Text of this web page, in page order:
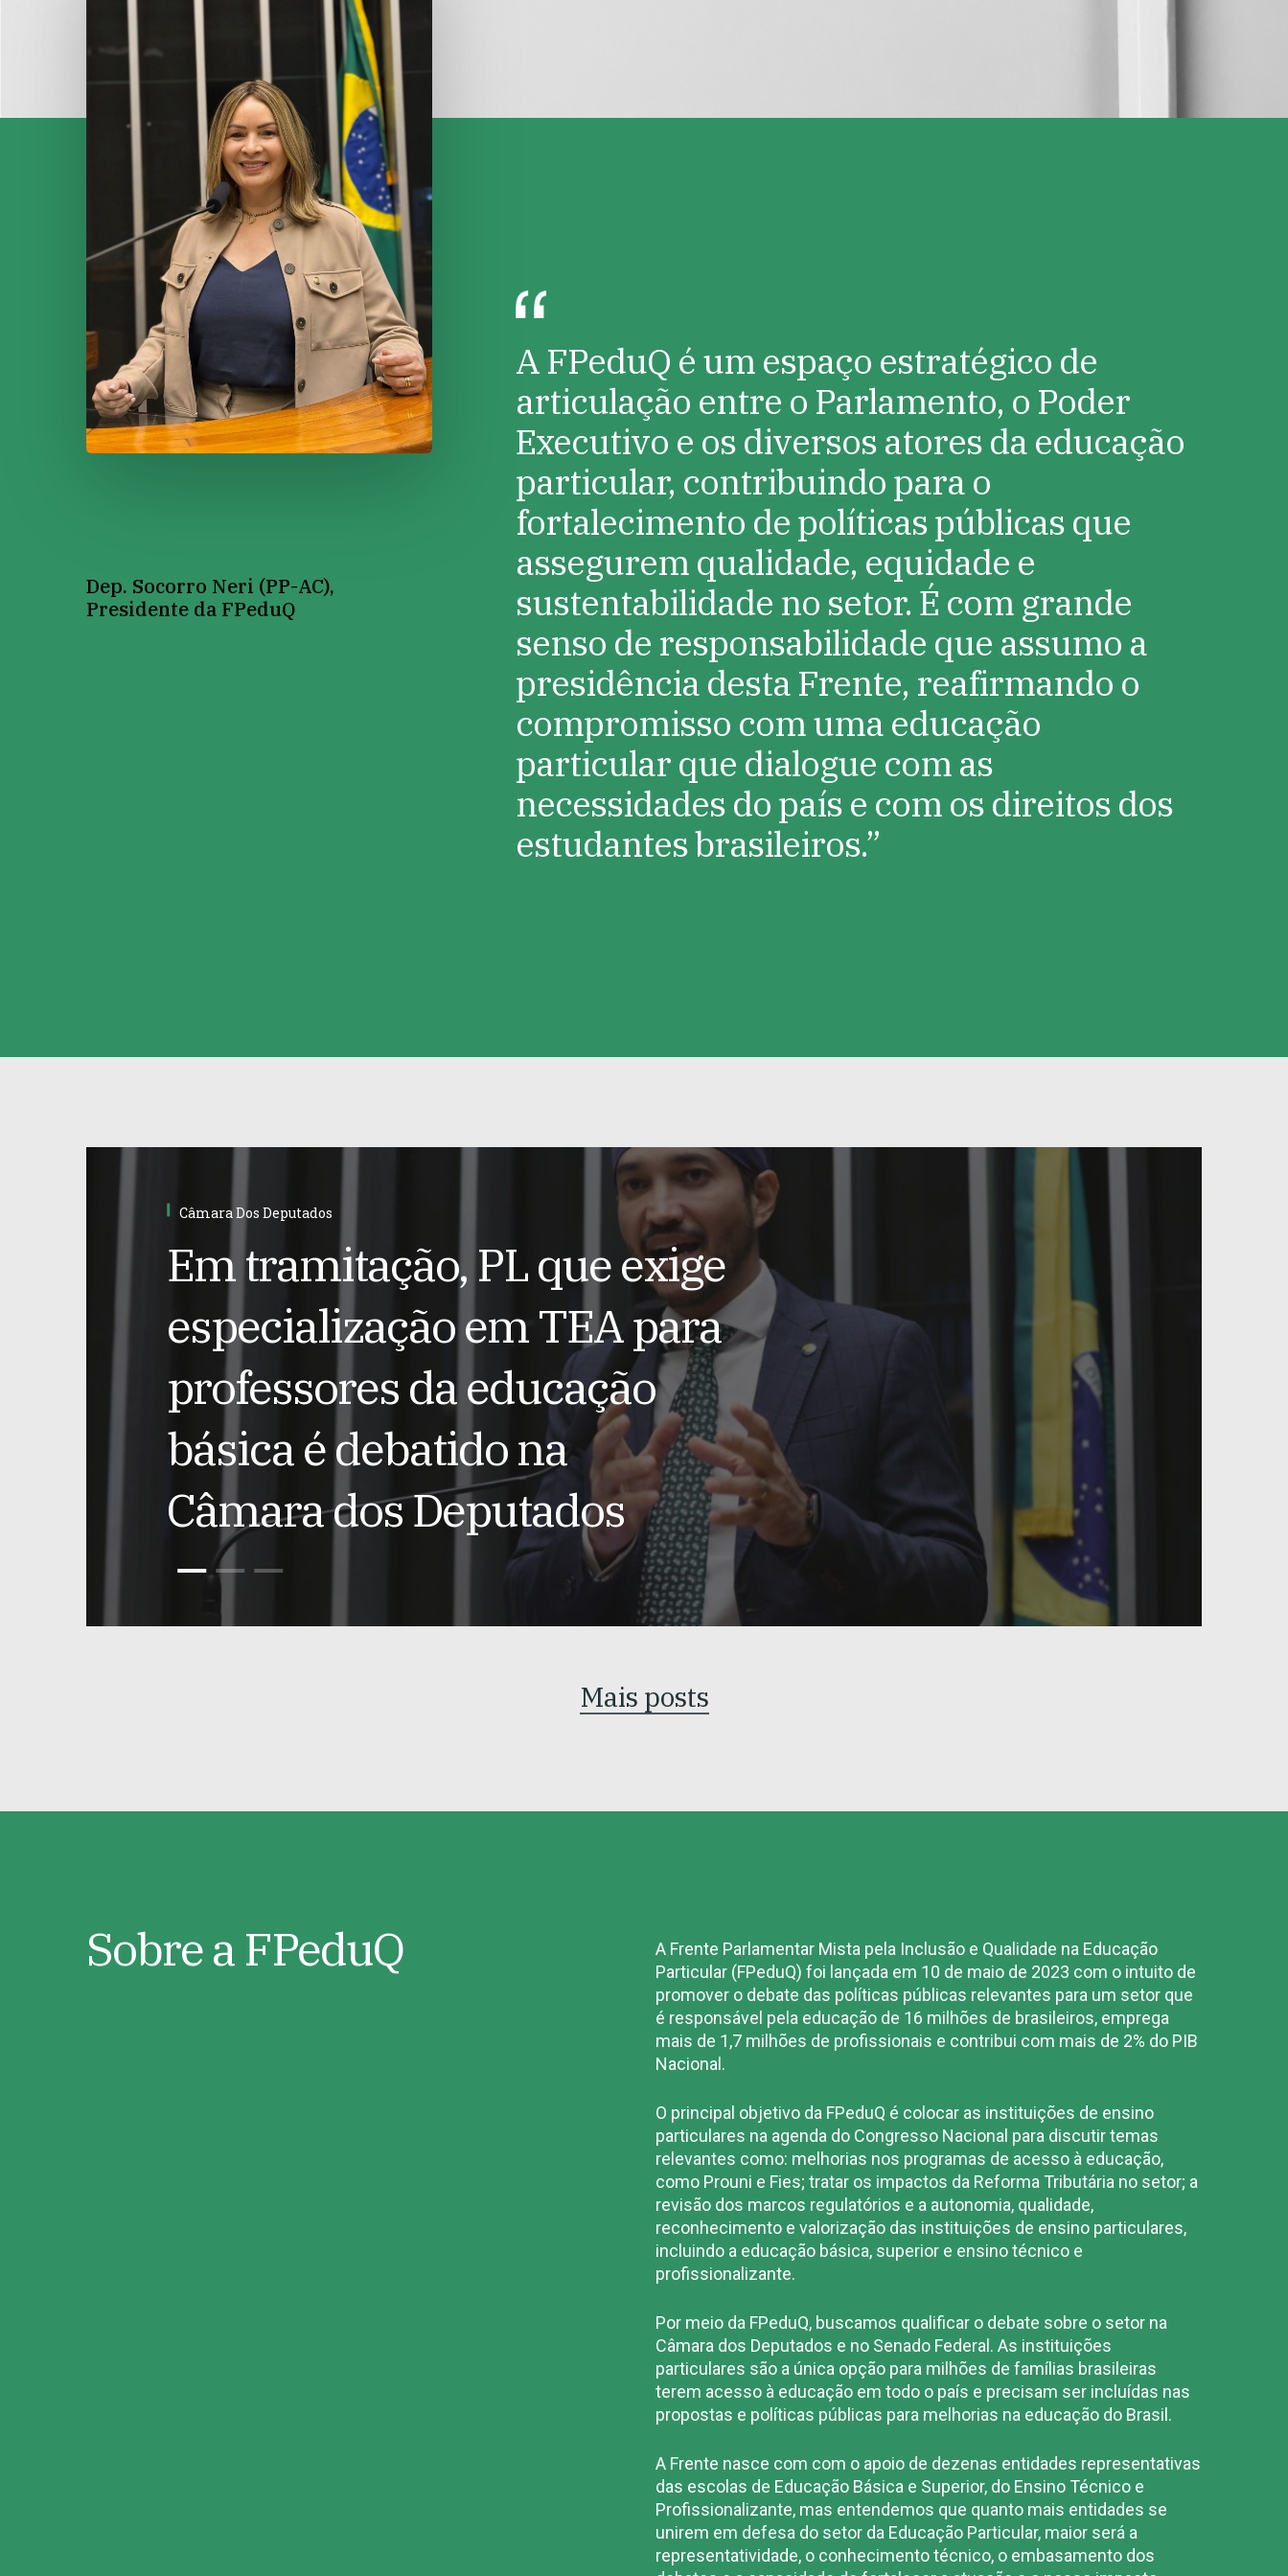
Dep. Socorro Neri (PP-AC),
Presidente da FPeduQ
A FPeduQ é um espaço estratégico de
articulação entre o Parlamento, o Poder
Executivo e os diversos atores da educação
particular, contribuindo para o
fortalecimento de políticas públicas que
assegurem qualidade, equidade e
sustentabilidade no setor. É com grande
senso de responsabilidade que assumo a
presidência desta Frente, reafirmando o
compromisso com uma educação
particular que dialogue com as
necessidades do país e com os direitos dos
estudantes brasileiros.”
Câmara Dos Deputados
Em tramitação, PL que exige
especialização em TEA para
professores da educação
básica é debatido na
Câmara dos Deputados
Mais posts
SobreaFPeduQ
A Frente Parlamentar Mista pela Inclusão e Qualidade na Educação
Particular (FPeduQ) foi lançada em 10 de maio de 2023 com o intuito de
promover o debate das políticas públicas relevantes para um setor que
é responsável pela educação de 16 milhões de brasileiros, emprega
mais de 1,7 milhões de profissionais e contribui com mais de 2% do PIB
Nacional.
O principal objetivo da FPeduQ é colocar as instituições de ensino
particulares na agenda do Congresso Nacional para discutir temas
relevantes como: melhorias nos programas de acesso à educação,
como Prouni e Fies; tratar os impactos da Reforma Tributária no setor; a
revisão dos marcos regulatórios e a autonomia, qualidade,
reconhecimento e valorização das instituições de ensino particulares,
incluindo a educação básica, superior e ensino técnico e
profissionalizante.
Por meio da FPeduQ, buscamos qualificar o debate sobre o setor na
Câmara dos Deputados e no Senado Federal. As instituições
particulares são a única opção para milhões de famílias brasileiras
terem acesso à educação em todo o país e precisam ser incluídas nas
propostas e políticas públicas para melhorias na educação do Brasil.
A Frente nasce com com o apoio de dezenas entidades representativas
das escolas de Educação Básica e Superior, do Ensino Técnico e
Profissionalizante, mas entendemos que quanto mais entidades se
unirem em defesa do setor da Educação Particular, maior será a
representatividade, o conhecimento técnico, o embasamento dos